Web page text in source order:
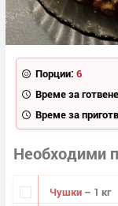
Порции: 6
Време за
Време за
Необходими
Чушки – 1 кг